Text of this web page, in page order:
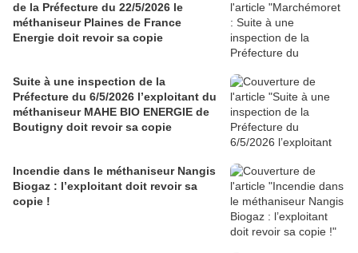
de la Préfecture du 22/5/2026 le
méthaniseur Plaines de France
Energie doit revoir sa copie
Suite à une inspection de la
Préfecture du 6/5/2026 l’exploitant du
méthaniseur MAHE BIO ENERGIE de
Boutigny doit revoir sa copie
Incendie dans le méthaniseur Nangis
Biogaz : l’exploitant doit revoir sa
copie !